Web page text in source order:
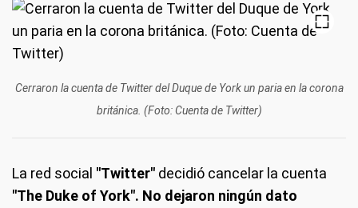
Cerraron la cuenta de Twitter del Duque de York un paria en la corona
británica. (Foto: Cuenta de Twitter)
La red social "Twitter" decidió cancelar la cuenta
"The Duke of York". No dejaron ningún dato